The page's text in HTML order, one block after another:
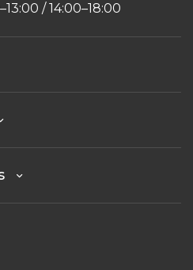
/ 14:00–18:00